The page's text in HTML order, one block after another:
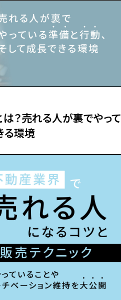
？売れる人が裏でやって
る環境